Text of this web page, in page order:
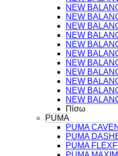
NEW
NEW
NEW
NEW
NEW
NEW
NEW
NEW
NEW
NEW
NEW
Πίσω
PUMA
PUMA CAVEN
PUMA
PUMA